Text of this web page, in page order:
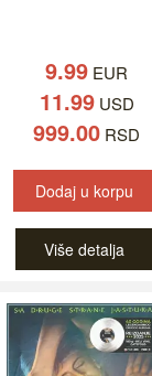
9.99 EUR
11.99USD
999.00 RSD
Dodaj u korpu
Više detalja